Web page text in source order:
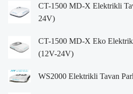
CT-1500 MD-X Elektrikli
24V)
CT-1500 MD-X Eko
(12V-24V)
WS2000 Elektrikli Tavan